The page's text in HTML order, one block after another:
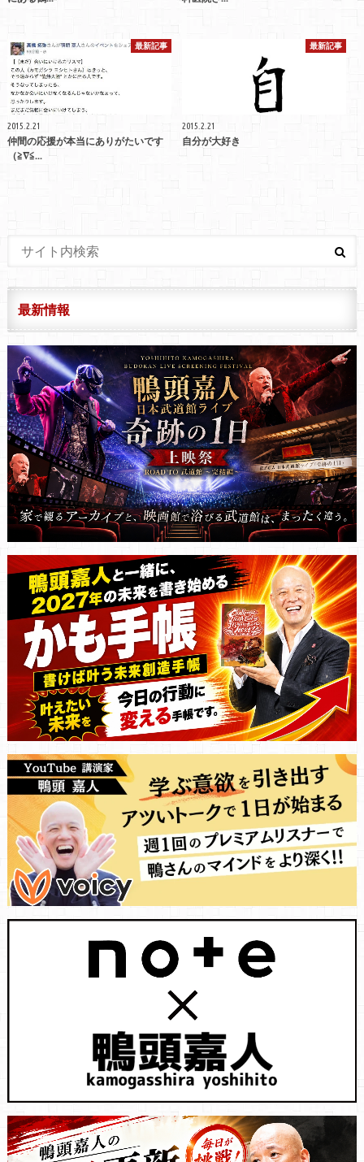
最新記事
2015.2.21
仲間の応援が本当にありがたいです
（≧∇≦...
最新記事
2015.2.21
自分が大好き
最新情報